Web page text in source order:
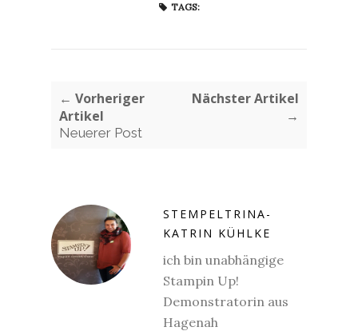
TAGS:
← Vorheriger
Artikel
Neuerer Post
Nächster Artikel
→
STEMPELTRINA-
KATRIN KÜHLKE
ich bin unabhängige
Stampin Up!
Demonstratorin aus
Hagenah